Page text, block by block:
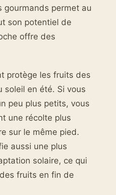
gourmands permet au
son potentiel de
offre des
protège les fruits des
soleil en été. Si vous
peu plus petits, vous
une récolte plus
sur le même pied.
aussi une plus
solaire, ce qui
fruits en fin de